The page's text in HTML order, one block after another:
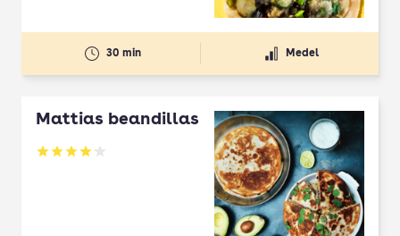
30 min Medel
Mattias beandillas
Betyg: 4.11 av 5